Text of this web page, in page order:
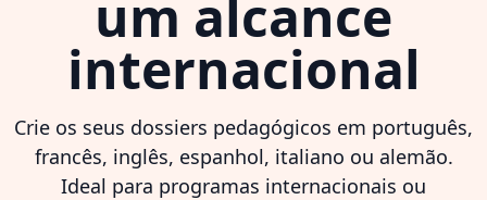
um alcance
internacional
Crie os seus dossiers pedagógicos em português,
francês, inglês, espanhol, italiano ou alemão.
Ideal para programas internacionais ou